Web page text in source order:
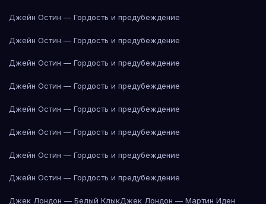
Джейн Остин — Гордость и предубеждение
Джейн Остин — Гордость и предубеждение
Джейн Остин — Гордость и предубеждение
Джейн Остин — Гордость и предубеждение
Джейн Остин — Гордость и предубеждение
Джейн Остин — Гордость и предубеждение
Джейн Остин — Гордость и предубеждение
Джейн Остин — Гордость и предубеждение
Джек Лондон — Белый КлыкДжек Лондон — Мартин Иден